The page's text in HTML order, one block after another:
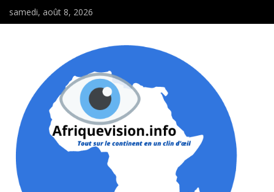
samedi, août 8, 2026